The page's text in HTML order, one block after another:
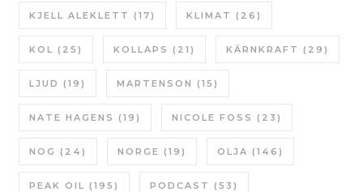
KJELL ALEKLETT (17) KLIMAT (26)
KOL (25) KOLLAPS (21) KÄRNKRAFT (29)
LJUD (19) MARTENSON (15)
NATE HAGENS (19) NICOLE FOSS (23)
NOG (24) NORGE (19) OLJA (146)
PEAK OIL (195) PODCAST (53)